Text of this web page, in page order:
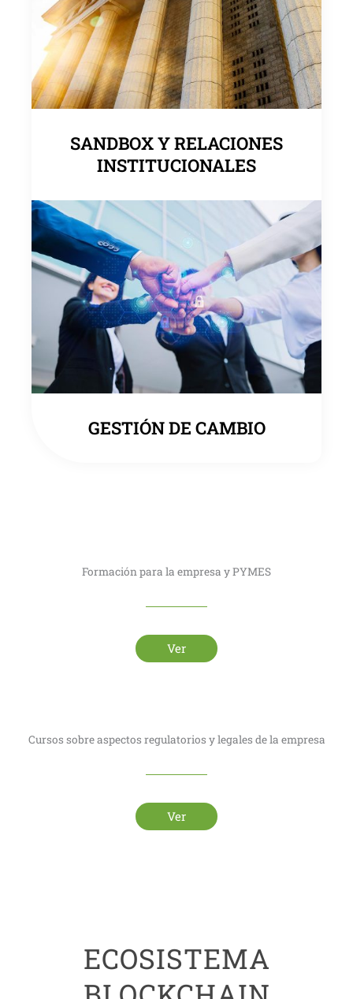
SANDBOX Y RELACIONES
INSTITUCIONALES
GESTIÓN DE CAMBIO
Formación para la empresa y PYMES
Ver
Cursos sobre aspectos regulatorios y legales de la empresa
Ver
ECOSISTEMA